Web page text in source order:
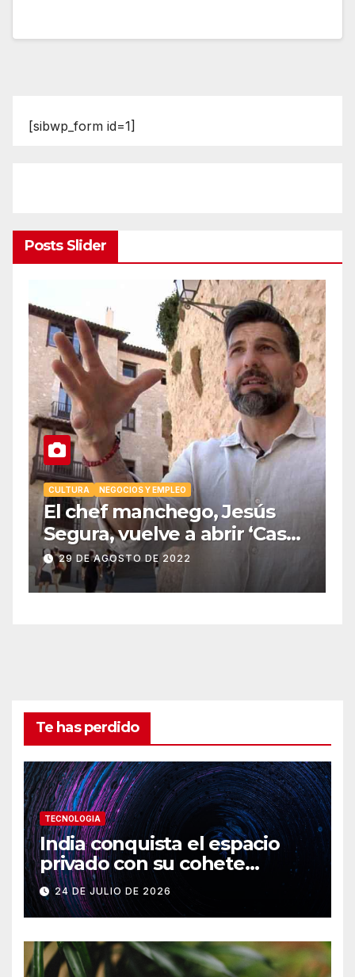
[sibwp_form id=1]
Posts Slider
CULTURA
NEGOCIOS Y EMPLEO
El chef manchego, Jesús
Segura, vuelve a abrir ‘Casas
Colgadas’, el restaurante
icónico de Cuenca
29 DE AGOSTO DE 2022
Te has perdido
TECNOLOGIA
India conquista el espacio
privado con su cohete
Vikram-1
24 DE JULIO DE 2026